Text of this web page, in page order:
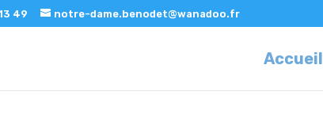
49 notre-dame.benodet@wanadoo.fr
Accueil